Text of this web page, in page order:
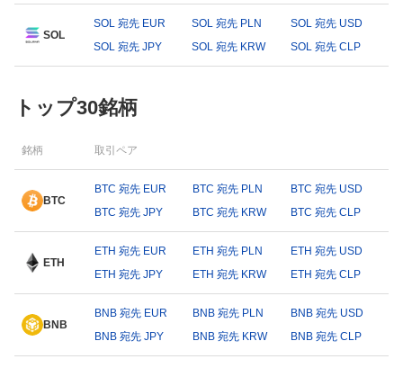
SOL
SOL 宛先 EUR SOL 宛先 PLN
SOL 宛先 USD
SOL 宛先 JPY
SOL 宛先 KRW SOL 宛先 CLP
トップ30銘柄
銘柄 取引ペア
BTC
BTC 宛先 EUR BTC 宛先 PLN
BTC 宛先 USD
BTC 宛先 JPY
BTC 宛先 KRW BTC 宛先 CLP
ETH
ETH 宛先 EUR ETH 宛先 PLN
ETH 宛先 USD
ETH 宛先 JPY
ETH 宛先 KRW ETH 宛先 CLP
BNB
BNB 宛先 EUR BNB 宛先 PLN
BNB 宛先 USD
BNB 宛先 JPY
BNB 宛先 KRW BNB 宛先 CLP